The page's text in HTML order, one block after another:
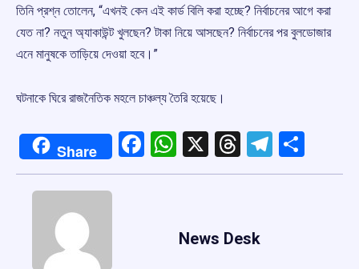
তিনি প্রশ্ন তোলেন, “এখনই কেন এই কার্ড বিলি করা হচ্ছে? নির্বাচনের আগে করা
যেত না? নতুন অ্যাকাউন্ট খুলছেন? টাকা নিয়ে আসছেন? নির্বাচনের পর বুলডোজার
এনে মানুষকে তাড়িয়ে দেওয়া হবে।”
ঘটনাকে ঘিরে রাজনৈতিক মহলে চাঞ্চল্য তৈরি হয়েছে।
Share Facebook
WhatsApp
X Threads
News Desk